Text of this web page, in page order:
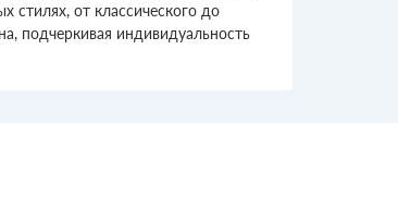
стилях, от классического до
подчеркивая индивидуальность